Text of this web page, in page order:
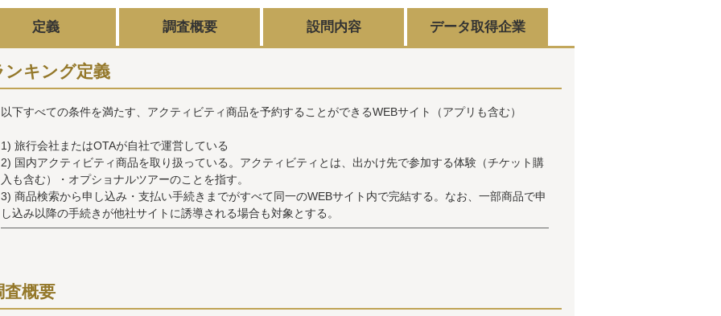
定義 調査概要 設問内容 データ取得企業
ンキング定義
以下すべての条件を満たす、アクティビティ商品を予約することができるWEBサイト（アプリも含む）
1) 旅行会社またはOTAが自社で運営している
2) 国内アクティビティ商品を取り扱っている。アクティビティとは、出かけ先で参加する体験（チケット購
入も含む）・オプショナルツアーのことを指す。
3) 商品検索から申し込み・支払い手続きまでがすべて同一のWEBサイト内で完結する。なお、一部商品で申
し込み以降の手続きが他社サイトに誘導される場合も対象とする。
査概要